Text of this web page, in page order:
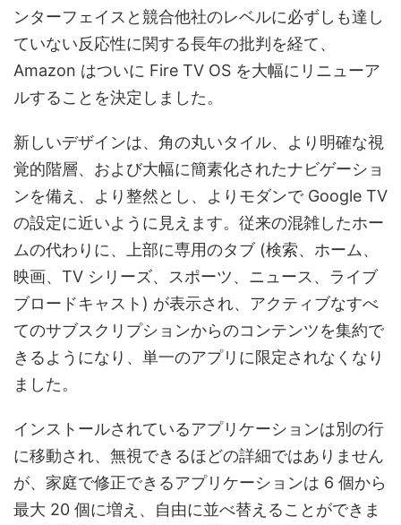
ンターフェイスと競合他社のレベルに必ずしも達し
ていない反応性に関する長年の批判を経て、
Amazon はついに Fire TV OS を大幅にリニューア
ルすることを決定しました。
新しいデザインは、角の丸いタイル、より明確な視
覚的階層、および大幅に簡素化されたナビゲーショ
ンを備え、より整然とし、よりモダンで Google TV
の設定に近いように見えます。従来の混雑したホー
ムの代わりに、上部に専用のタブ (検索、ホーム、
映画、TV シリーズ、スポーツ、ニュース、ライブ
ブロードキャスト) が表示され、アクティブなすべ
てのサブスクリプションからのコンテンツを集約で
きるようになり、単一のアプリに限定されなくなり
ました。
インストールされているアプリケーションは別の行
に移動され、無視できるほどの詳細ではありません
が、家庭で修正できるアプリケーションは 6 個から
最大 20 個に増え、自由に並べ替えることができま